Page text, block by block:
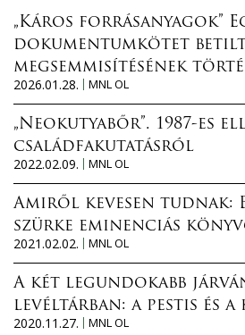
„Káros forrásanyagok”
dokumentumkötet
megsemmisítésének
2026.01.28.
MNL OL
„Neokutyabőr”. 1987-es
családfakutatásról
2022.02.09.
MNL OL
Amiről kevesen tudnak:
szürke eminenciás
2021.02.02.
MNL OL
A két legundokabb
levéltárban: a pestis és
2020.11.27.
MNL OL